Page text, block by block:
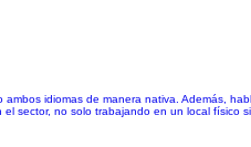
idiomas de manera nativa. Además,
sector, no solo trabajando en un local físico